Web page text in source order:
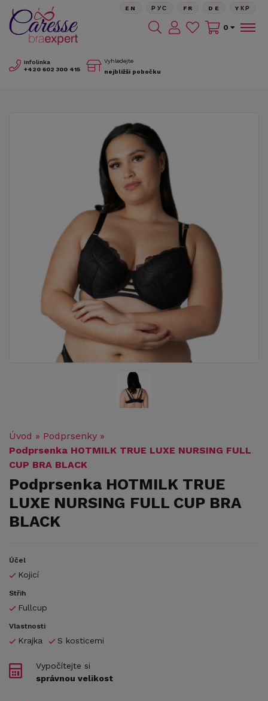
Infolinka
+420 602 300 415
Vyhledejte
nejbližší pobočku
EN РУС FR DE YКР
0
Úvod » Podprsenky »
Podprsenka HOTMILK TRUE LUXE NURSING FULL
CUP BRA BLACK
Podprsenka HOTMILK TRUE
LUXE NURSING FULL CUP BRA
BLACK
Účel
Kojicí
Střih
Fullcup
Vlastnosti
Krajka S kosticemi
Vypočítejte si
správnou velikost